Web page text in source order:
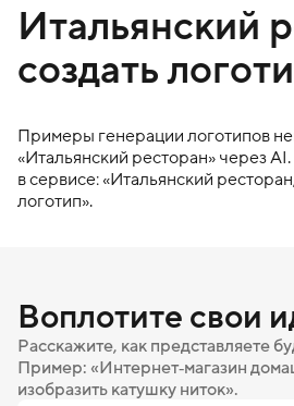
Итальянский
создать
Примеры генерации логотипов
«Итальянский ресторан» через
в сервисе: «Итальянский ресторан
логотип».
Воплотите свои
Расскажите, как представляете
Пример: «Интернет‑магазин
изобразить катушку ниток».